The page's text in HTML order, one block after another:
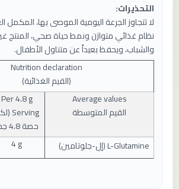
التحذيرات:
لا تتجاوز الجرعة اليومية الموصى بها، المكمل
نظام غذائي متوازن ونمط حياة صحي، المنتج
والشباب، ويحفظ بعيداً عن متناول الأطفال.
Nutrition declaration
(القيم الغذائية)
Average values
القيم المتوسطة
Per4.8g
Serving (
حصة 4.8 جم
L-Glutamine ( إل-جلوتامين)
4 g